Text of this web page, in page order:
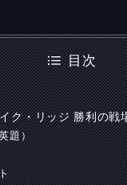
目次
ク・リッジ 勝利の戦
題）